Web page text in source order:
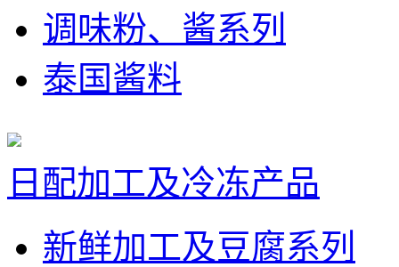
调味粉、酱系列
泰国酱料
日配加工及冷冻产品
新鲜加工及豆腐系列